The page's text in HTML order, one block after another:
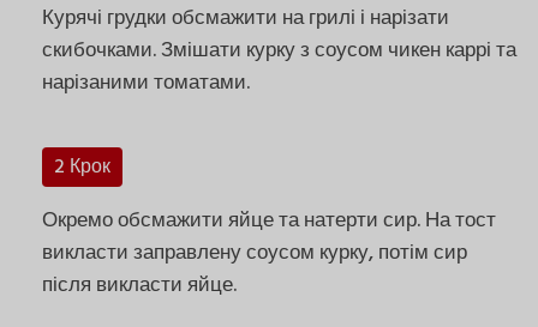
Курячі грудки обсмажити на грилі і нарізати
скибочками. Змішати курку з соусом чикен каррі та
нарізаними томатами.
2 Крок
Окремо обсмажити яйце та натерти сир. На тост
викласти заправлену соусом курку, потім сир
після викласти яйце.